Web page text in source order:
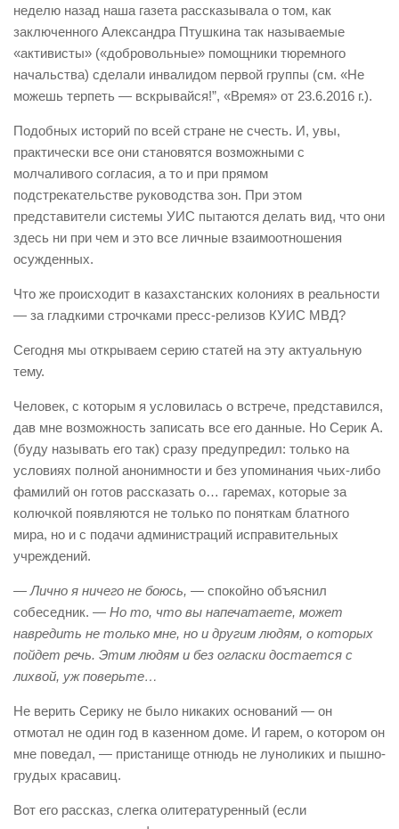
неделю назад наша газета рассказывала о том, как
заключенного Александра Птушкина так называемые
«активисты» («добровольные» помощники тюремного
начальства) сделали инвалидом первой группы (см. «Не
можешь терпеть — вскрывайся!”, «Время» от 23.6.2016 г.).
Подобных историй по всей стране не счесть. И, увы,
практически все они становятся возможными с
молчаливого согласия, а то и при прямом
подстрекательстве руководства зон. При этом
представители системы УИС пытаются делать вид, что они
здесь ни при чем и это все личные взаимоотношения
осужденных.
Что же происходит в казахстанских колониях в реальности
— за гладкими строчками пресс-релизов КУИС МВД?
Сегодня мы открываем серию статей на эту актуальную
тему.
Человек, с которым я условилась о встрече, представился,
дав мне возможность записать все его данные. Но Серик А.
(буду называть его так) сразу предупредил: только на
условиях полной анонимности и без упоминания чьих-либо
фамилий он готов рассказать о… гаремах, которые за
колючкой появляются не только по поняткам блатного
мира, но и с подачи администраций исправительных
учреждений.
— Лично я ничего не боюсь, — спокойно объяснил
собеседник. — Но то, что вы напечатаете, может
навредить не только мне, но и другим людям, о которых
пойдет речь. Этим людям и без огласки достается с
лихвой, уж поверьте…
Не верить Серику не было никаких оснований — он
отмотал не один год в казенном доме. И гарем, о котором он
мне поведал, — пристанище отнюдь не луноликих и пышно­
грудых красавиц.
Вот его рассказ, слегка олитературенный (если